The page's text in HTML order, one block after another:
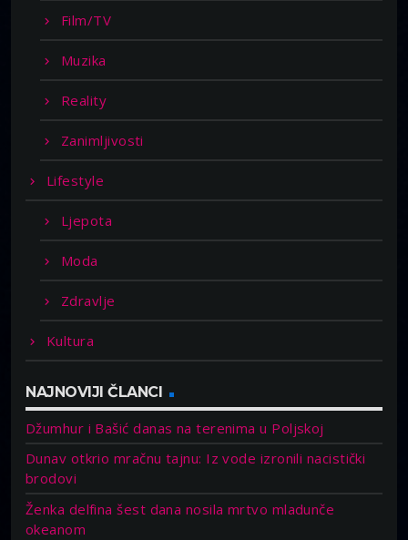
Film/TV
Muzika
Reality
Zanimljivosti
Lifestyle
Ljepota
Moda
Zdravlje
Kultura
NAJNOVIJI ČLANCI
Džumhur i Bašić danas na terenima u Poljskoj
Dunav otkrio mračnu tajnu: Iz vode izronili nacistički
brodovi
Ženka delfina šest dana nosila mrtvo mladunče
okeanom